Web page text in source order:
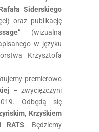
Siderskiego
oraz publikację
(wizualną
w języku
Krzysztofa
premierowo
– zwyciężczyni
Odbędą się
Krzyśkiem
RATS. Będziemy